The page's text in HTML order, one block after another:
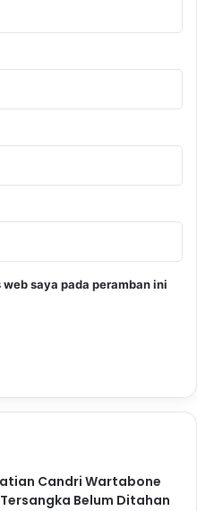
saya pada peramban ini
Candri Wartabone
Belum Ditahan